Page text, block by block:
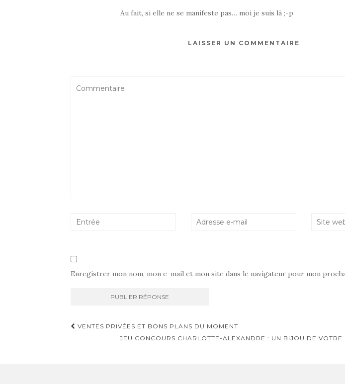
Au fait, si elle ne se manifeste pas… moi je suis là ;-p
LAISSER UN COMMENTAIRE
Enregistrer mon nom, mon e-mail et mon site dans le navigateur pour mon
Navigation
d'article
VENTES PRIVÉES ET BONS PLANS DU MOMENT
JEU CONCOURS CHARLOTTE-ALEXANDRE : UN BIJOU DE VOTRE